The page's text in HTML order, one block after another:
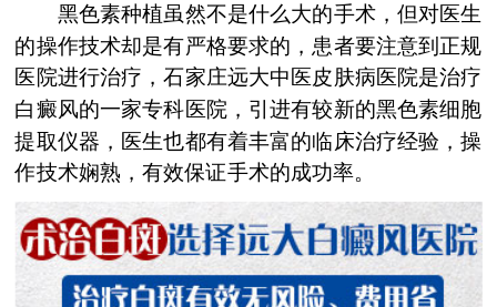
黑色素种植虽然不是什么大的手术，但对医生
的操作技术却是有严格要求的，患者要注意到正规
医院进行治疗，石家庄远大中医皮肤病医院是治疗
白癜风的一家专科医院，引进有较新的黑色素细胞
提取仪器，医生也都有着丰富的临床治疗经验，操
作技术娴熟，有效保证手术的成功率。